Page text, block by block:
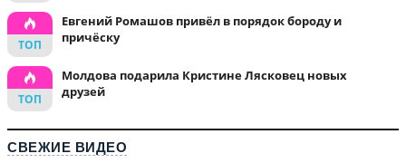
Евгений Ромашов привёл в порядок бороду и
причёску
Молдова подарила Кристине Лясковец новых
друзей
СВЕЖИЕ ВИДЕО